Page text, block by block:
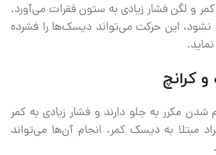
و لگن فشار زیادی به ستون فقرات می‌آورد.
نشود، این حرکت می‌تواند دیسک‌ها را فشرده
شدن مکرر به جلو دارند و فشار زیادی به کمر
مبتلا به دیسک کمر، انجام آن‌ها می‌تواند